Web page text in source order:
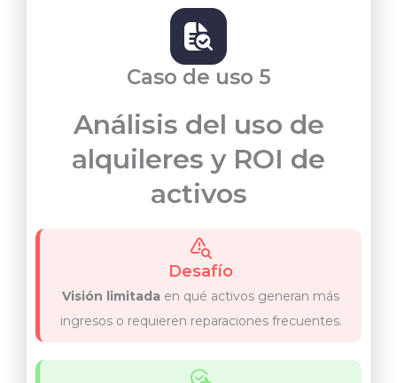
Caso de uso 5
Análisis del uso de
alquileres y ROI de
activos
Desafío
Visión limitada en qué activos generan más
ingresos o requieren reparaciones frecuentes.